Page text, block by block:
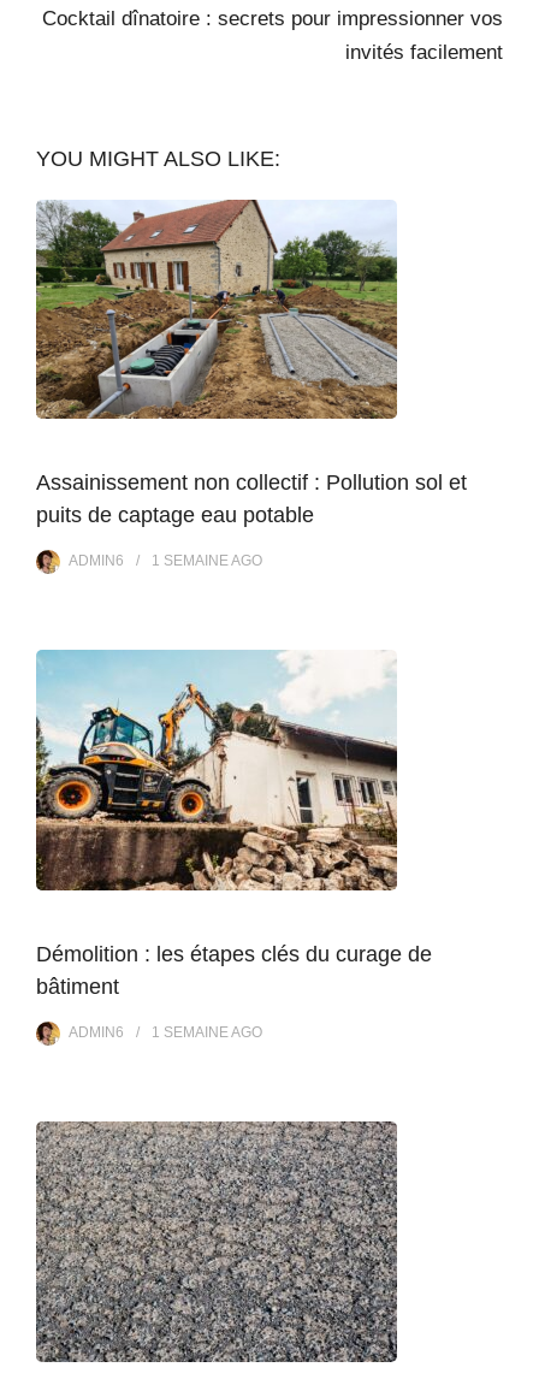
Cocktail dînatoire : secrets pour impressionner vos
invités facilement
YOU MIGHT ALSO LIKE:
Assainissement non collectif : Pollution sol et
puits de captage eau potable
ADMIN6 1 SEMAINEAGO
Démolition : les étapes clés du curage de
bâtiment
ADMIN6 1 SEMAINEAGO